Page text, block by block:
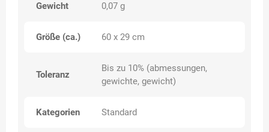
Gewicht 0,07 g
Größe (ca.) 60 x 29 cm
Toleranz
Bis zu 10% (abmessungen,
gewichte, gewicht)
Kategorien Standard